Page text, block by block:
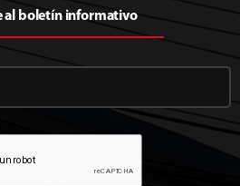
al boletín informativo